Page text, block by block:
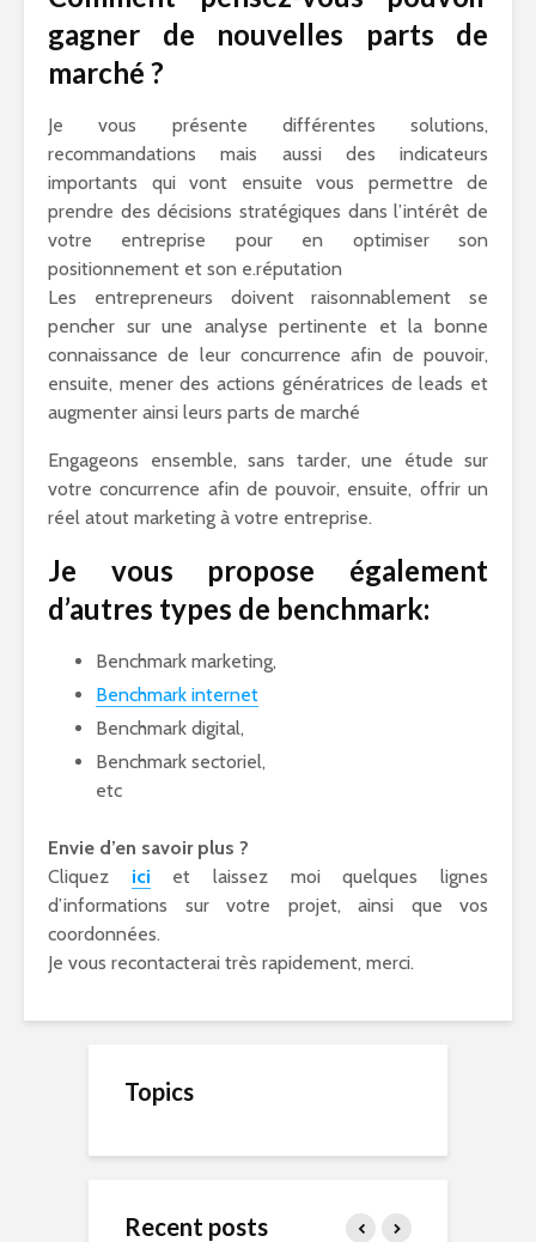
gagner de nouvelles parts de
marché ?
Je vous présente différentes solutions,
recommandations mais aussi des indicateurs
importants qui vont ensuite vous permettre de
prendre des décisions stratégiques dans l’intérêt de
votre entreprise pour en optimiser son
positionnement et son e.réputation
Les entrepreneurs doivent raisonnablement se
pencher sur une analyse pertinente et la bonne
connaissance de leur concurrence afin de pouvoir,
ensuite, mener des actions génératrices de leads et
augmenter ainsi leurs parts de marché
Engageons ensemble, sans tarder, une étude sur
votre concurrence afin de pouvoir, ensuite, offrir un
réel atout marketing à votre entreprise.
Je vous propose également
d’autres types de benchmark:
Benchmark marketing,
Benchmark internet
Benchmark digital,
Benchmark sectoriel,
etc
Envie d’en savoir plus ?
Cliquez ici et laissez moi quelques lignes
d’informations sur votre projet, ainsi que vos
coordonnées.
Je vous recontacterai très rapidement, merci.
Topics
Recent posts